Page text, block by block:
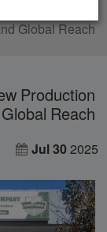
Facility to
Global Reach
Production
Reach
Jul 302025